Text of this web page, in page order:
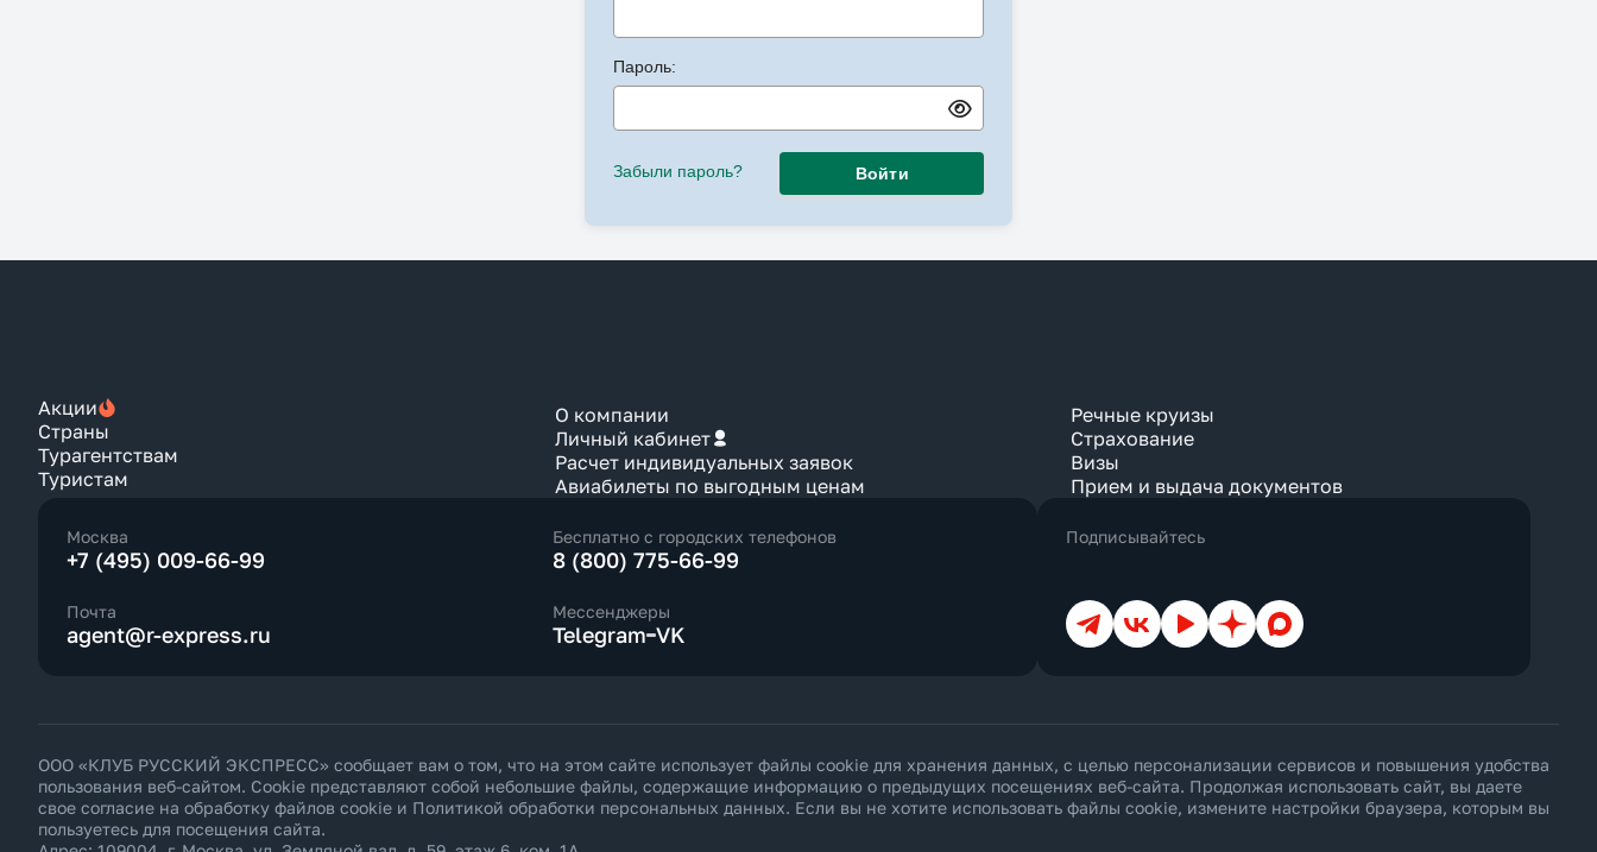
Пароль:
Забыли пароль? Войти
Акции
Страны
Турагентствам
Туристам
О компании
Личный кабинет
Расчет индивидуальных заявок
Авиабилеты по выгодным ценам
Речные круизы
Страхование
Визы
Прием и выдача документов
Москва
+7 (495) 009-66-99
Бесплатно с городских телефонов
8 (800) 775-66-99
Почта
agent@r-express.ru
Мессенджеры
Telegram VK
Подписывайтесь
ТелеграмВКонтакте
YouTubeДзен Max
ООО «КЛУБ РУССКИЙ ЭКСПРЕСС» сообщает вам о том, что на этом сайте использует файлы cookie для хранения данных, с целью персонализации сервисов и повышения удобства
пользования веб-сайтом. Cookie представляют собой небольшие файлы, содержащие информацию о предыдущих посещениях веб-сайта. Продолжая использовать сайт, вы даете
свое согласие на обработку файлов cookie и Политикой обработки персональных данных. Если вы не хотите использовать файлы cookie, измените настройки браузера, которым вы
пользуетесь для посещения сайта.